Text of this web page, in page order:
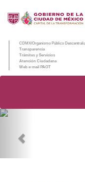
CDMX/Organismo Público
Transparencia
Trámites y Servicios
Atención Ciudadana
Web e-mail PAOT